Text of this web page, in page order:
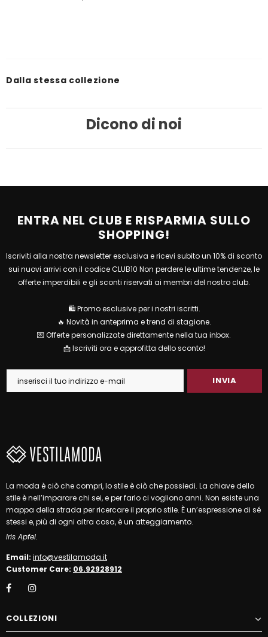
Dalla stessa collezione
Dicono di noi
ENTRA NEL CLUB E RISPARMIA SULLO
SHOPPING!
Iscriviti alla nostra newsletter esclusiva e ricevi subito un 10% di sconto
sui nuovi arrivi con il codice CLUB10 Non perdere le ultime tendenze, le
offerte imperdibili e gli sconti riservati ai membri del nostro club.
🛍 Promo esclusive per i nostri iscritti.
🔥 Novità in anteprima e trend di stagione.
💌 Offerte personalizzate direttamente nella tua inbox.
📩 Iscriviti ora e approfitta dello sconto!
La moda è ciò che compri, lo stile è ciò che possiedi. La chiave dello
stile è nell’imparare chi sei, e per farlo ci vogliono anni. Non esiste una
mappa della strada per ricercare il proprio stile. È un’espressione di sé
stessi e, più di ogni altra cosa, è un atteggiamento.
Iris Apfel.
Email: info@vestilamoda.it
Customer Care: 06.92928912
COLLEZIONI